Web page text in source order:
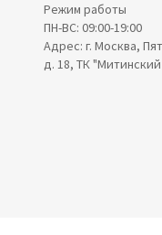
Режим работы
ПН-ВС: 09:00-19:00
Адрес: г. Москва,
д. 18, ТК